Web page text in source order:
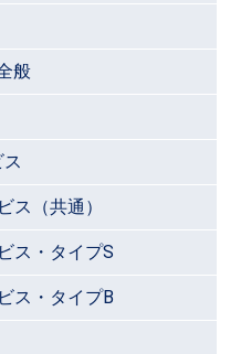
般
ス（共通）
ス・タイプS
ス・タイプB